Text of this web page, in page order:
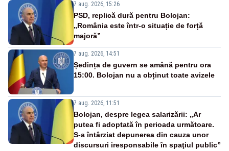
7 aug. 2026, 15:26
PSD, replică dură pentru Bolojan:
„România este într-o situație de forță
majoră”
7 aug. 2026, 14:51
Ședința de guvern se amână pentru ora
15:00. Bolojan nu a obținut toate avizele
7 aug. 2026, 11:51
Bolojan, despre legea salarizării: „Ar
putea fi adoptată în perioada următoare.
S-a întârziat depunerea din cauza unor
discursuri iresponsabile în spaţiul public”